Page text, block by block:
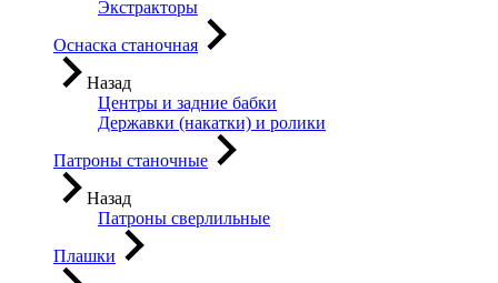
Экстракторы
Оснаска станочная
Назад
Центры и задние бабки
Державки (накатки) и ролики
Патроны станочные
Назад
Патроны сверлильные
Плашки